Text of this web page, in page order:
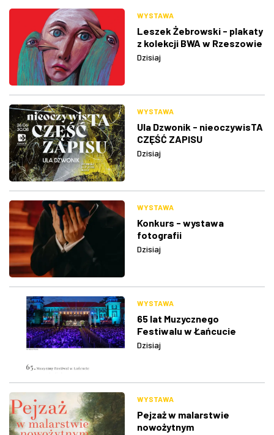
WYSTAWA
Leszek Żebrowski - plakaty
z kolekcji BWA w Rzeszowie
Dzisiaj
WYSTAWA
Ula Dzwonik - nieoczywisTA
CZĘŚĆ ZAPISU
Dzisiaj
WYSTAWA
Konkurs - wystawa
fotografii
Dzisiaj
WYSTAWA
65 lat Muzycznego
Festiwalu w Łańcucie
Dzisiaj
WYSTAWA
Pejzaż w malarstwie
nowożytnym